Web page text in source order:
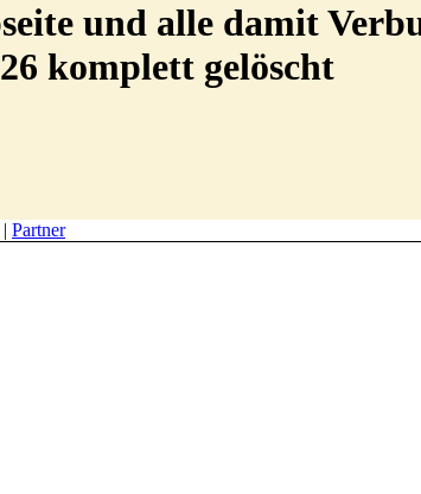
und alle damit
komplett gelöscht
| Partner